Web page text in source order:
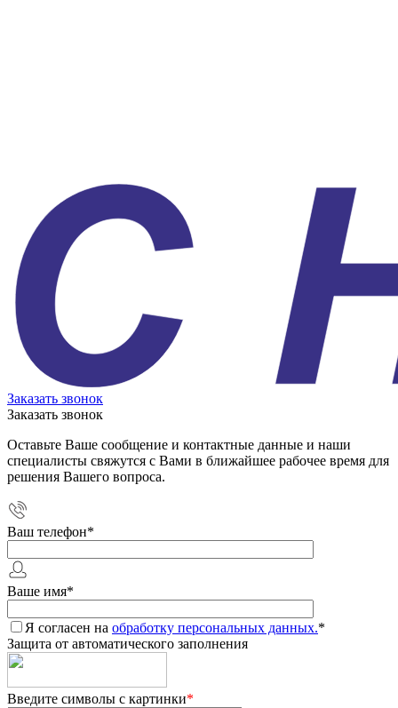
Заказать звонок
Заказать звонок
Оставьте Ваше сообщение и контактные данные и наши
специалисты свяжутся с Вами в ближайшее рабочее время для
решения Вашего вопроса.
Ваш телефон*
Ваше имя*
Я согласен на обработку персональных данных.*
Защита от автоматического заполнения
Введите символы с картинки*